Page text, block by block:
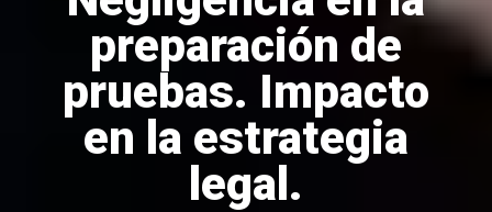
preparación de
pruebas. Impacto
en la estrategia
legal.